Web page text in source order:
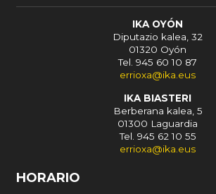
IKA OYÓN
Diputazio kalea, 32
01320 Oyón
Tel. 945 60 10 87
errioxa@ika.eus
IKA BIASTERI
Berberana kalea, 5
01300 Laguardia
Tel. 945 62 10 55
errioxa@ika.eus
HORARIO